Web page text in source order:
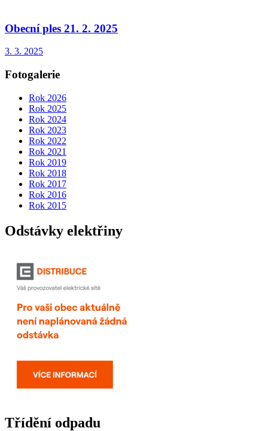
Obecní ples 21. 2. 2025
3. 3. 2025
Fotogalerie
Rok 2026
Rok 2025
Rok 2024
Rok 2023
Rok 2022
Rok 2021
Rok 2019
Rok 2018
Rok 2017
Rok 2016
Rok 2015
Odstávky elektřiny
Třídění odpadu